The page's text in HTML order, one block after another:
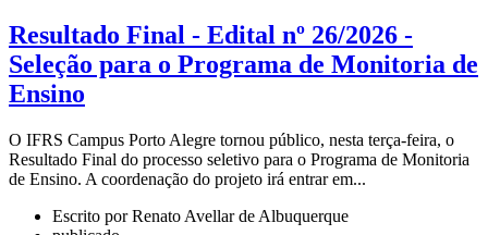
Resultado Final - Edital nº 26/2026 -
Seleção para o Programa de Monitoria de
Ensino
O IFRS Campus Porto Alegre tornou público, nesta terça-feira, o
Resultado Final do processo seletivo para o Programa de Monitoria
de Ensino. A coordenação do projeto irá entrar em...
Escrito por Renato Avellar de Albuquerque